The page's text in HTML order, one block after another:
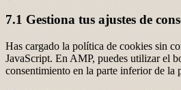
7.1 Gestiona tus ajustes de
Has cargado la política de cookies sin
JavaScript. En AMP, puedes utilizar el
consentimiento en la parte inferior de la